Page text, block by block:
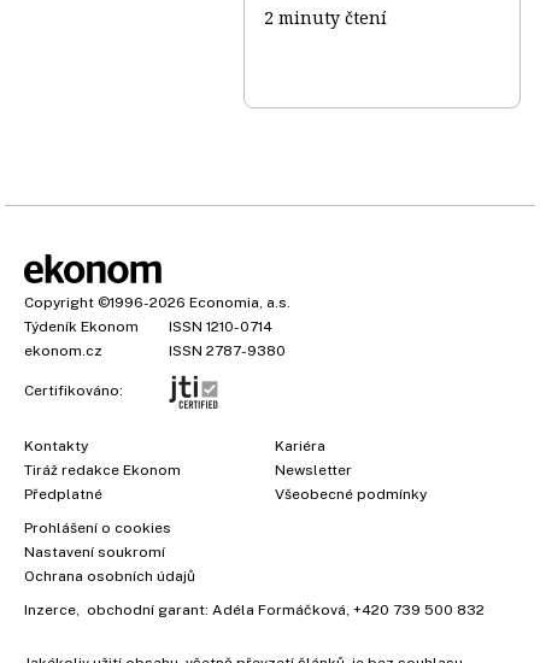
2 minuty čtení
Copyright ©1996-2026 Economia, a.s.
Týdeník Ekonom
ISSN 1210-0714
ekonom.cz
ISSN 2787-9380
Certifikováno:
Kontakty
Tiráž redakce Ekonom
Předplatné
Kariéra
Newsletter
Všeobecné podmínky
Prohlášení o cookies
Nastavení soukromí
Ochrana osobních údajů
Inzerce , obchodní garant: Adéla Formáčková +420 739 500 832